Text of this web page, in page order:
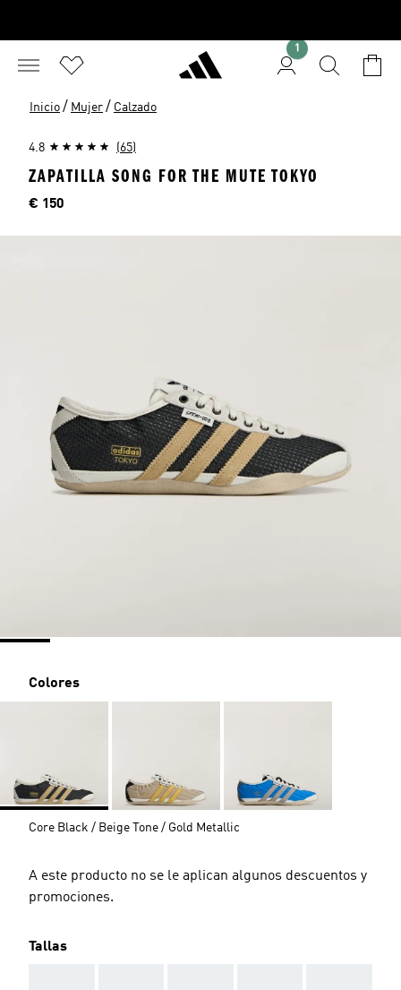
1
Inicio / Mujer / Calzado
4.8 (65)
ZAPATILLA SONG FOR THE MUTE TOKYO
Precio
€ 150
Colores
Core Black / Beige Tone / Gold Metallic
A este producto no se le aplican algunos descuentos y
promociones.
Tallas